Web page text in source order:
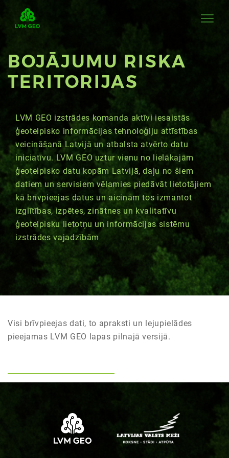
BOJĀJUMU RISKA
TERITORIJAS
LVM GEO izstrādes komanda aktīvi iesaistās
ģeotelpisko informācijas tehnoloģiju attīstības
veicināšanā Latvijā un atbalsta atvērto datu
iniciatīvu. LVM GEO uztur vienu no lielākajām
ģeotelpisko datu kopām Latvijā, daļu no šiem
datiem un servisiem vēlamies piedāvāt lietotājiem
kā brīvpieejas datus un aicinām tos izmantot
izglītības, izpētes, zinātnes un kvalitatīvu
ģeotelpisku lietotņu un informācijas sistēmu
izstrādes vajadzībām
Visi brīvpieejas dati, to apraksti un lejupielādes
pieejamas LVM GEO lapas pilnajā versijā.